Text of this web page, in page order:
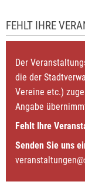
FEHLT IHRE
Der
die der
Vereine etc.)
Angabe
Fehlt Ihre
Senden Sie uns